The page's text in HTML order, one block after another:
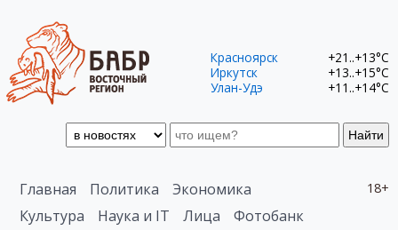
Найти
Красноярск
+21..+13°C
Иркутск
+13..+15°C
Улан-Удэ
+11..+14°C
18+
Главная Политика
Экономика
Культура
Наука и IT Лица
Фотобанк